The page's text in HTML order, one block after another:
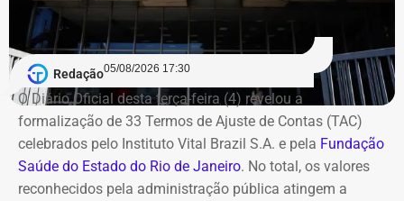
2007, quando Dr. Flávio comandava a Saúde de
Queimados.
Segundo o Ministério Público, o TCU concluiu que parte
das despesas realizadas com verbas federais não foi
devidamente comprovada. As contas foram julgadas
irregulares em 2021, e a decisão foi mantida em março
de 2024, quando o tribunal rejeitou o recurso apresentado
pelo deputado.
Redação05/08/2026 17:30
O Diário Oficial desta terça-feira (4) revelou a
formalização de 33 Termos de Ajuste de Contas (TAC)
celebrados pelo Instituto Vital Brazil S.A. e pela Fundação
Saúde do Estado do Rio de Janeiro. No total, os valores
reconhecidos pela administração pública atingem a